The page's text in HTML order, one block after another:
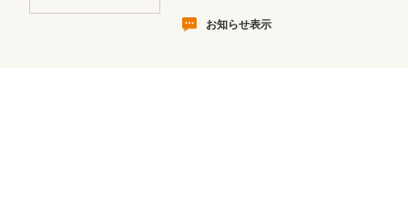
お知らせ表示